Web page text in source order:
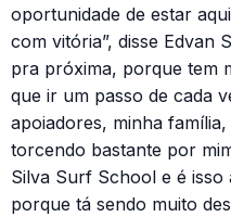
oportunidade de estar
com vitória”, disse Edvan
pra próxima, porque tem
que ir um passo de cada
apoiadores, minha
torcendo bastante por
Silva Surf School e é isso
porque tá sendo muito